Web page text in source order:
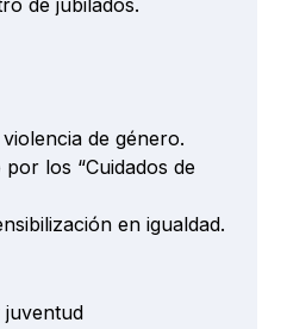
de género.
los “Cuidados de
en igualdad.
juventud